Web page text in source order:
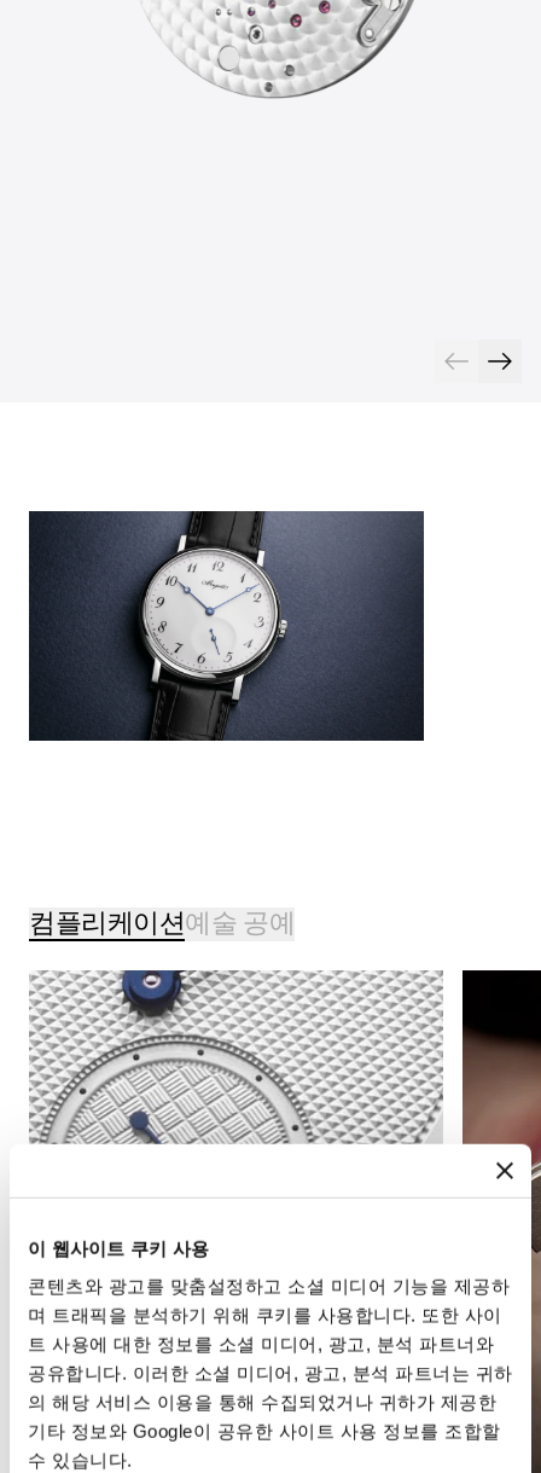
이 웹사이트 쿠키 사용
콘텐츠와 광고를 맞춤설정하고 소셜 미디어 기능을 제공하
며 트래픽을 분석하기 위해 쿠키를 사용합니다. 또한 사이
트 사용에 대한 정보를 소셜 미디어, 광고, 분석 파트너와
공유합니다. 이러한 소셜 미디어, 광고, 분석 파트너는 귀하
의 해당 서비스 이용을 통해 수집되었거나 귀하가 제공한
기타 정보와 Google이 공유한 사이트 사용 정보를 조합할
수 있습니다.
컴플리케이션예술 공예